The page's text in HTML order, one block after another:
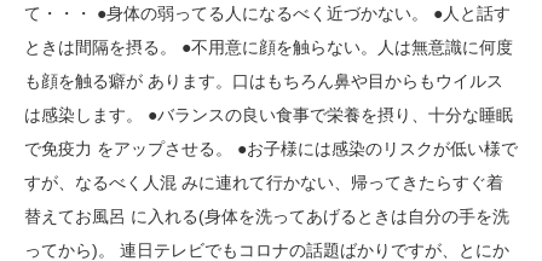
て・・・ ●身体の弱ってる人になるべく近づかない。 ●人と話す
ときは間隔を摂る。 ●不用意に顔を触らない。人は無意識に何度
も顔を触る癖が あります。口はもちろん鼻や目からもウイルス
は感染します。 ●バランスの良い食事で栄養を摂り、十分な睡眠
で免疫力 をアップさせる。 ●お子様には感染のリスクが低い様で
すが、なるべく人混 みに連れて行かない、帰ってきたらすぐ着
替えてお風呂 に入れる(身体を洗ってあげるときは自分の手を洗
ってから)。 連日テレビでもコロナの話題ばかりですが、とにか